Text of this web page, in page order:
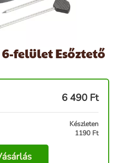
felület Esőztető
6 490 Ft
Készleten
1190 Ft